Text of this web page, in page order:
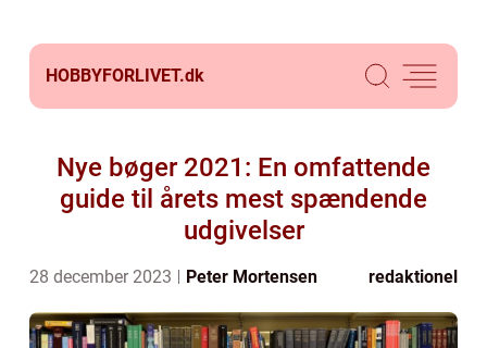
HOBBYFORLIVET.dk
Nye bøger 2021: En omfattende
guide til årets mest spændende
udgivelser
28 december 2023 Peter Mortensen redaktionel